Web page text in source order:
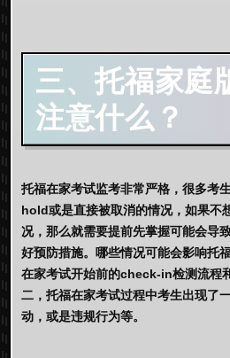
三、托福家庭
注意什么？
托福在家考试监考非常严格，很多考
hold或是直接被取消的情况，如果不
况，那么就需要提前先掌握可能会导
好预防措施。哪些情况可能会影响托
在家考试开始前的check-in检测流程
二，托福在家考试过程中考生出现了
动，或是违规行为等。